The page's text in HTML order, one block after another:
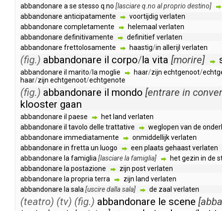
abbandonare a se stesso q no [lasciareq no alproprio destino]
abbandonare anticipatamente voortijdig verlaten
abbandonare completamente helemaal verlaten
abbandonare definitivamente definitiefverlaten
abbandonare frettolosamente haastig/in allerijl verlaten
(fig.) abbandonare il corpo/la vita [morire]
abbandonare il marito/la moglie haar/zijn echtgenoot/
haar/zijn echtgenoot/echtgenote
(fig.) abbandonare il mondo [entrare in
klooster gaan
abbandonare il paese het land verlaten
abbandonare il tavolo delle trattative weglopen van de
abbandonare immediatamente onmiddellijkverlaten
abbandonare in fretta un luogo een plaats gehaastverlaten
abbandonare la famiglia [lasciarela famiglia] hetgezin in de
abbandonare la postazione zijn postverlaten
abbandonare la propria terra zijn land verlaten
abbandonare la sala [usciredallasala] de zaal verlaten
(teatro) (tv) (fig.) abbandonare le scene [